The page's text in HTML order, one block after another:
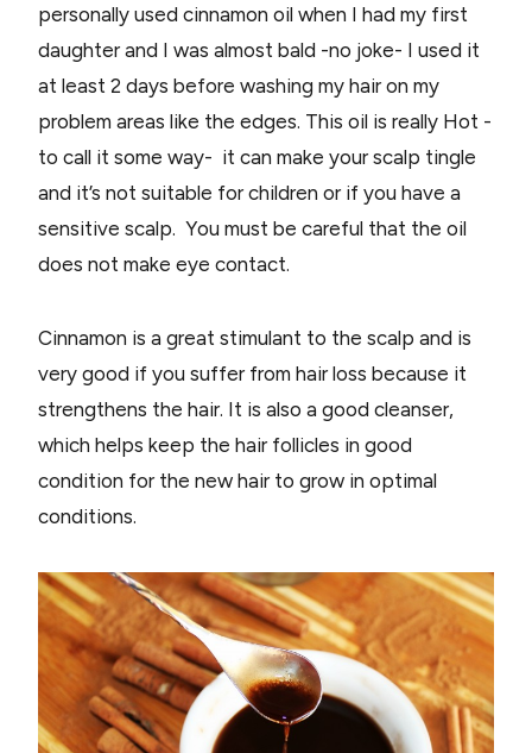
personally used cinnamon oil when I had my first
daughter and I was almost bald -no joke- I used it
at least 2 days before washing my hair on my
problem areas like the edges. This oil is really Hot -
to call it some way- it can make your scalp tingle
and it’s not suitable for children or if you have a
sensitive scalp. You must be careful that the oil
does not make eye contact.
Cinnamon is a great stimulant to the scalp and is
very good if you suffer from hair loss because it
strengthens the hair. It is also a good cleanser,
which helps keep the hair follicles in good
condition for the new hair to grow in optimal
conditions.